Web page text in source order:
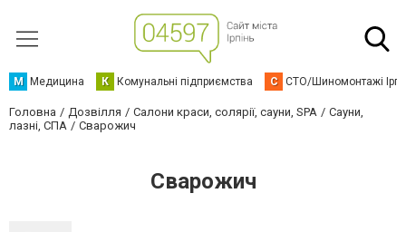
М Медицина К Комунальні підприємства С СТО/Шиномонтажі
Головна Дозвілля Салони краси, солярії, сауни, SPA
Сауни,
лазні, СПА
Сварожич
Сварожич